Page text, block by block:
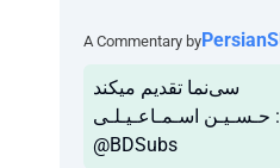
A Commentary by
‫سی‌نما تقدیم میکند
حـسـیـن اسـمـاعـیـلـی
@BDSubs